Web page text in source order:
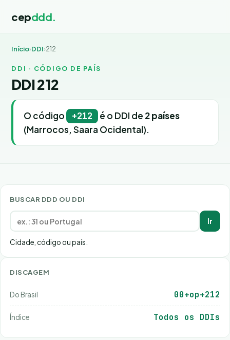
cepddd.
Início›DDI›212
DDI · CÓDIGO DE PAÍS
DDI 212
O código +212 é o DDI de 2 países
(Marrocos, Saara Ocidental).
BUSCAR DDD OU DDI
Ir
Cidade, código ou país.
DISCAGEM
Do Brasil 00+op+212
Índice Todos os DDIs